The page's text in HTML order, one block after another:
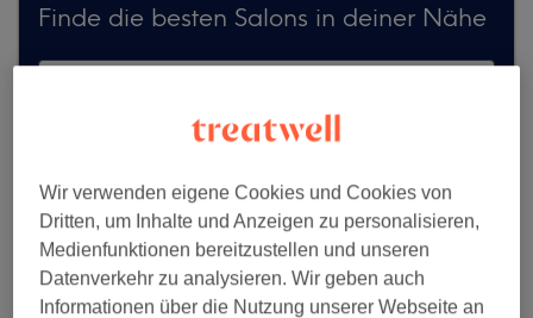
Finde die besten Salons in deiner Nähe
Wir verwenden eigene Cookies und Cookies von
Dritten, um Inhalte und Anzeigen zu personalisieren,
Medienfunktionen bereitzustellen und unseren
Datenverkehr zu analysieren. Wir geben auch
Informationen über die Nutzung unserer Webseite an